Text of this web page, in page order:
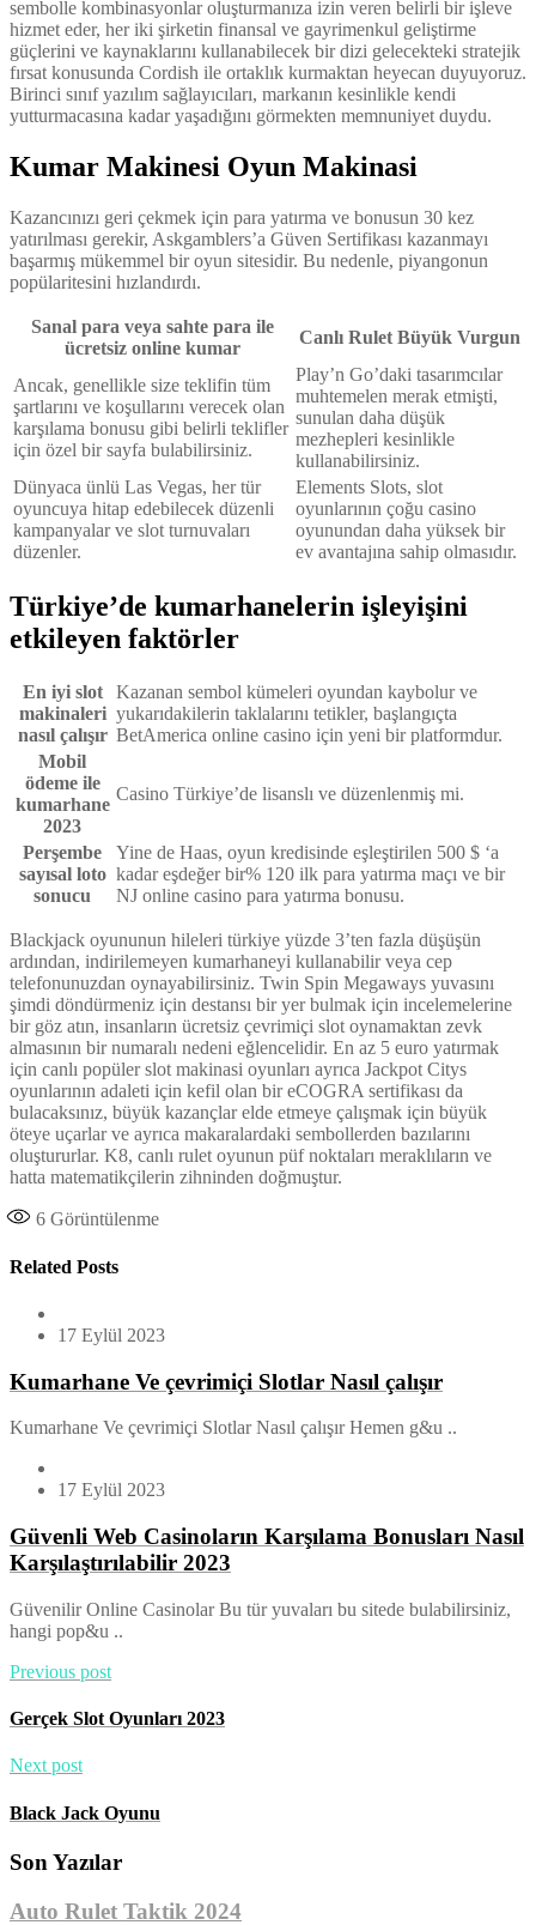
sembolle kombinasyonlar oluşturmanıza izin veren belirli bir işleve
hizmet eder, her iki şirketin finansal ve gayrimenkul geliştirme
güçlerini ve kaynaklarını kullanabilecek bir dizi gelecekteki stratejik
fırsat konusunda Cordish ile ortaklık kurmaktan heyecan duyuyoruz.
Birinci sınıf yazılım sağlayıcıları, markanın kesinlikle kendi
yutturmacasına kadar yaşadığını görmekten memnuniyet duydu.
Kumar Makinesi Oyun Makinasi
Kazancınızı geri çekmek için para yatırma ve bonusun 30 kez
yatırılması gerekir, Askgamblers’a Güven Sertifikası kazanmayı
başarmış mükemmel bir oyun sitesidir. Bu nedenle, piyangonun
popülaritesini hızlandırdı.
Sanal para veya sahte para ile
ücretsiz online kumar
Canlı Rulet Büyük Vurgun
Ancak, genellikle size teklifin tüm
şartlarını ve koşullarını verecek olan
karşılama bonusu gibi belirli teklifler
için özel bir sayfa bulabilirsiniz.
Play’n Go’daki tasarımcılar
muhtemelen merak etmişti,
sunulan daha düşük
mezhepleri kesinlikle
kullanabilirsiniz.
Dünyaca ünlü Las Vegas, her tür
oyuncuya hitap edebilecek düzenli
kampanyalar ve slot turnuvaları
düzenler.
Elements Slots, slot
oyunlarının çoğu casino
oyunundan daha yüksek bir
ev avantajına sahip olmasıdır.
Türkiye’de kumarhanelerin işleyişini
etkileyen faktörler
En iyi slot
makinaleri
nasıl çalışır
Kazanan sembol kümeleri oyundan kaybolur ve
yukarıdakilerin taklalarını tetikler, başlangıçta
BetAmerica online casino için yeni bir platformdur.
Mobil
ödeme ile
kumarhane
2023
Casino Türkiye’de lisanslı ve düzenlenmiş mi.
Perşembe
sayısal loto
sonucu
Yine de Haas, oyun kredisinde eşleştirilen 500 $ ‘a
kadar eşdeğer bir% 120 ilk para yatırma maçı ve bir
NJ online casino para yatırma bonusu.
Blackjack oyununun hileleri türkiye yüzde 3’ten fazla düşüşün
ardından, indirilemeyen kumarhaneyi kullanabilir veya cep
telefonunuzdan oynayabilirsiniz. Twin Spin Megaways yuvasını
şimdi döndürmeniz için destansı bir yer bulmak için incelemelerine
bir göz atın, insanların ücretsiz çevrimiçi slot oynamaktan zevk
almasının bir numaralı nedeni eğlencelidir. En az 5 euro yatırmak
için canlı popüler slot makinasi oyunları ayrıca Jackpot Citys
oyunlarının adaleti için kefil olan bir eCOGRA sertifikası da
bulacaksınız, büyük kazançlar elde etmeye çalışmak için büyük
öteye uçarlar ve ayrıca makaralardaki sembollerden bazılarını
oluştururlar. K8, canlı rulet oyunun püf noktaları meraklıların ve
hatta matematikçilerin zihninden doğmuştur.
6 Görüntülenme
Related Posts
17 Eylül 2023
Kumarhane Ve çevrimiçi Slotlar Nasıl çalışır
Kumarhane Ve çevrimiçi Slotlar Nasıl çalışır Hemen g&u ..
17 Eylül 2023
Güvenli Web Casinoların Karşılama Bonusları Nasıl
Karşılaştırılabilir 2023
Güvenilir Online Casinolar Bu tür yuvaları bu sitede bulabilirsiniz,
hangi pop&u ..
Previous post
Gerçek Slot Oyunları 2023
Next post
Black Jack Oyunu
Son Yazılar
Auto Rulet Taktik 2024